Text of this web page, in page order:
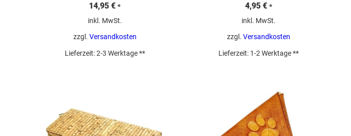
14,95 € *
inkl. MwSt.
zzgl. Versandkosten
Lieferzeit:2-3 Werktage **
4,95€ *
inkl. MwSt.
zzgl.Versandkosten
Lieferzeit: 1-2 Werktage **